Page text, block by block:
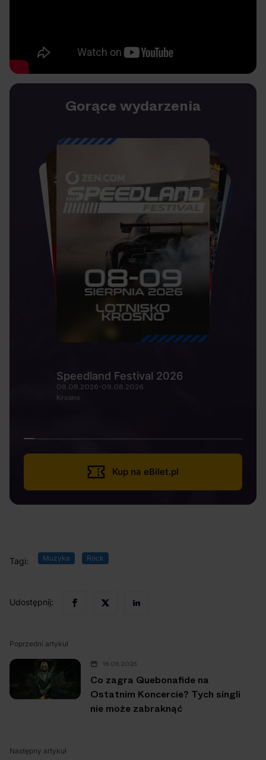
Gorące wydarzenia
Speedland Festival 2026
08.08.2026-09.08.2026
Krosno
Kup na eBilet.pl
Tagi: Muzyka Rock
Udostępnij:
Poprzedni artykuł
16.06.2025
Co zagra Quebonafide na
Ostatnim Koncercie? Tych singli
nie może zabraknąć
Następny artykuł